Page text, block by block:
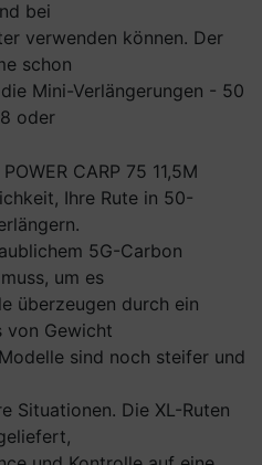
bei
verwenden können. Der
schon
Mini-Verlängerungen - 50
oder
Ihre Rute in 50-
5G-Carbon
um es
überzeugen durch ein
von Gewicht
sind noch steifer und
Situationen. Die XL-Ruten